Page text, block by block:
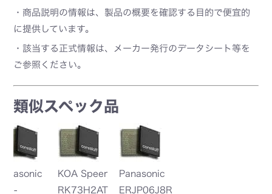
・商品説明の情報は、製品の概要を確認する目的で便宜的
に提供しています。
・該当する正式情報は、メーカー発行のデータシート等を
ご参照ください。
類似スペック品
KOA Speer
RK73H2AT
Panasonic
ERJP06J8R